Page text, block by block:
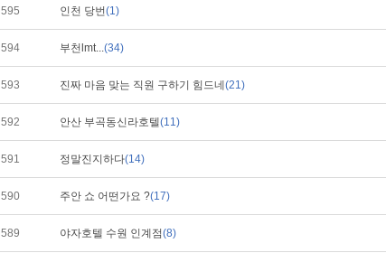
595 인천 당번(1)
594 부천lmt...(34)
593 진짜 마음 맞는 직원 구하기 힘드네 (21)
592 안산 부곡동신라호텔(11)
591 정말진지하다(14)
590 주안 쇼 어떤가요 ?(17)
589 야자호텔 수원 인계점(8)